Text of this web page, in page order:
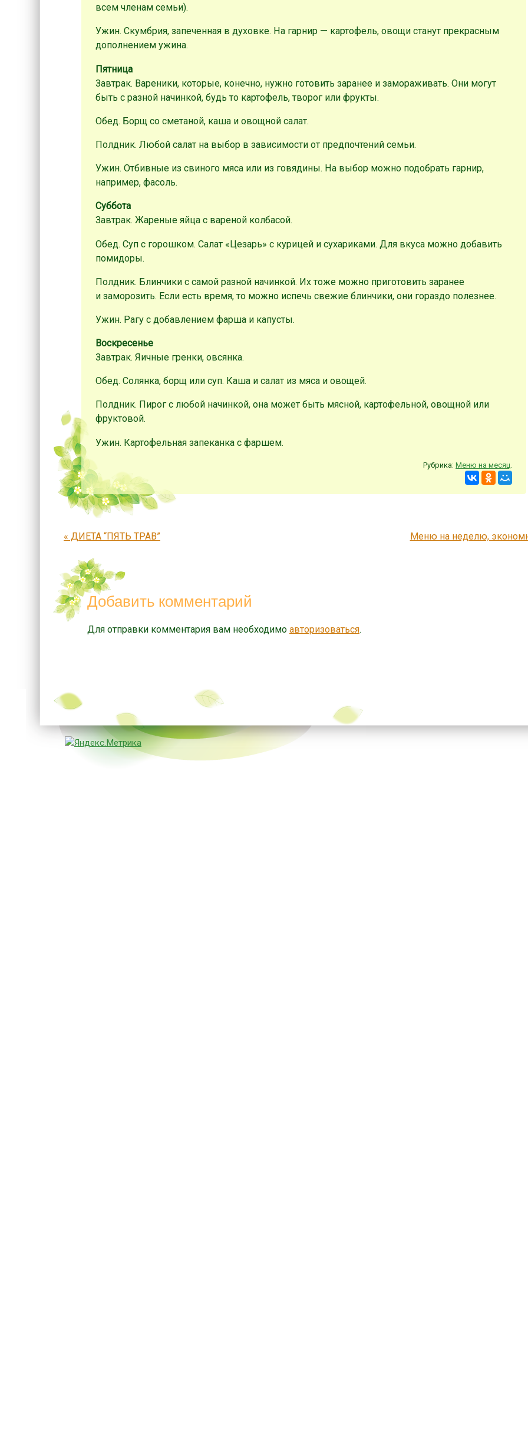
всем членам семьи).
Ужин. Скумбрия, запеченная в духовке. На гарнир — картофель, овощи станут прекрасным
дополнением ужина.
Пятница
Завтрак. Вареники, которые, конечно, нужно готовить заранее и замораживать. Они могут
быть с разной начинкой, будь то картофель, творог или фрукты.
Обед. Борщ со сметаной, каша и овощной салат.
Полдник. Любой салат на выбор в зависимости от предпочтений семьи.
Ужин. Отбивные из свиного мяса или из говядины. На выбор можно подобрать гарнир,
например, фасоль.
Суббота
Завтрак. Жареные яйца с вареной колбасой.
Обед. Суп с горошком. Салат «Цезарь» с курицей и сухариками. Для вкуса можно добавить
помидоры.
Полдник. Блинчики с самой разной начинкой. Их тоже можно приготовить заранее
и заморозить. Если есть время, то можно испечь свежие блинчики, они гораздо полезнее.
Ужин. Рагу с добавлением фарша и капусты.
Воскресенье
Завтрак. Яичные гренки, овсянка.
Обед. Солянка, борщ или суп. Каша и салат из мяса и овощей.
Полдник. Пирог с любой начинкой, она может быть мясной, картофельной, овощной или
фруктовой.
Ужин. Картофельная запеканка с фаршем.
Рубрика:Меню на месяц
Запись навигация
« ДИЕТА “ПЯТЬ ТРАВ” Меню на неделю,
Добавить комментарий
Для отправки комментария вам необходимо авторизоваться.